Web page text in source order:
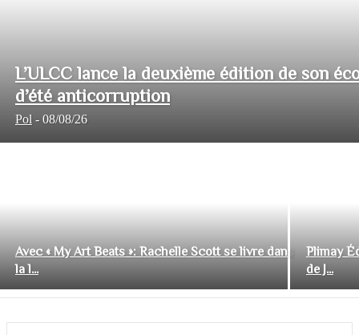
L’ULCC lance la deuxième édition de son
d’été anticorruption
Pol - 08/08/26
Avec « My Art Beats »: Rachelle Scott se livre dans
la l...
Plimay
de J...